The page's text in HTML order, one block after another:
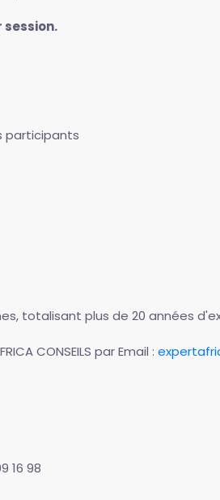
session.
participants
totalisant plus de 20 années
CONSEILS par Email :
16 98